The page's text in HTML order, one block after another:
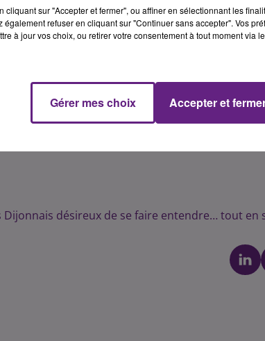
lien entre la jeunesse et les institutions
rapport au sport, la Ville entend mieux adapter
de les sensibiliser à la co-construction des
dynamique et sécurisé pour favoriser les
collective et plaisir de se retrouver autour
désireux de se faire entendre… tout en
cliquant sur "Accepter et fermer", ou affiner en sélectionnant les
également refuser en cliquant sur "Continuer sans accepter". Vos
à jour vos choix, ou retirer votre consentement à tout moment via
Gérer mes choix Accepter et